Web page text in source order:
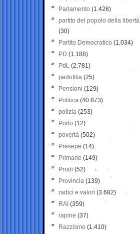
Parlamento (1.428)
partito del popolo della libertà
(30)
Partito Democratico (1.034)
PD (1.188)
PdL (2.781)
pedofilia (25)
Pensioni (129)
Politica (40.873)
polizia (253)
Porto (12)
povertà (502)
Presepe (14)
Primarie (149)
Prodi (52)
Provincia (139)
radici e valori (3.682)
RAI (359)
rapine (37)
Razzismo (1.410)